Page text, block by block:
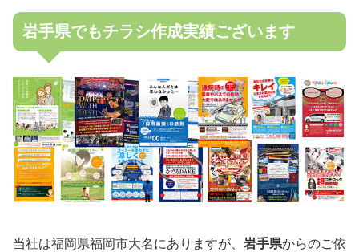
岩手県でもチラシ作成実績ございます
当社は福岡県福岡市大名にありますが、 岩手県からのご依